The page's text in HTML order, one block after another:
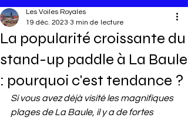
La popularité croissante du
stand-up paddle à La Baule
: pourquoi c'est tendance ?
Les Voiles Royales
19 déc. 2023 3 min de lecture
Si vous avez déjà visité les magnifiques
plages de La Baule, il y a de fortes